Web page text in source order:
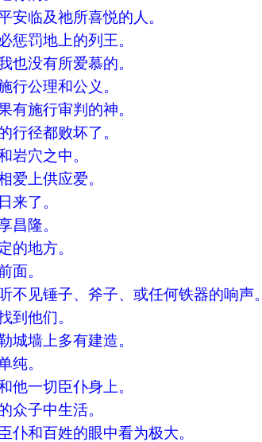
安临及祂所喜悦的人。
惩罚地上的列王。
也没有所爱慕的。
行公理和公义。
有施行审判的神。
行径都败坏了。
岩穴之中。
爱上供应爱。
来了。
昌隆。
的地方。
面。
不见锤子、斧子、或任何铁器的响声。
到他们。
城墙上多有建造。
纯。
他一切臣仆身上。
众子中生活。
仆和百姓的眼中看为极大。